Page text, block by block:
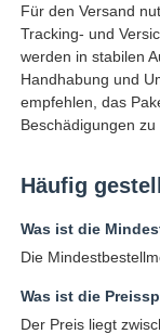
Für den Versand
Tracking- und
werden in stabilen
Handhabung und
empfehlen, das
Beschädigungen zu
Häufig
Was ist die
Die
Was ist die
Der Preis liegt